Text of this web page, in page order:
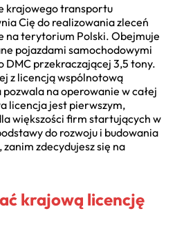
krajowego transportu
Cię do realizowania zleceń
na terytorium Polski. Obejmuje
pojazdami samochodowymi
DMC przekraczającej 3,5 tony.
z licencją wspólnotową
na operowanie w całej
licencja jest pierwszym,
większości firm startujących w
do rozwoju i budowania
zdecydujesz się na
krajową licencję